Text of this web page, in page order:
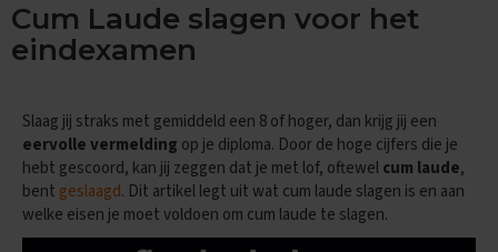
a
k
A
a
d
r
i
Cum Laude slagen voor het
eindexamen
Slaag jij straks met gemiddeld een 8 of hoger, dan krijg jij een
eervolle vermelding op je diploma. Door de hoge cijfers die je
hebt gescoord, kan jij zeggen dat je met lof, oftewelcum laude,
bent geslaagd. Dit artikel legt uit wat cum laude slagen is en aan
welke eisen je moet voldoen om cum laude te slagen.